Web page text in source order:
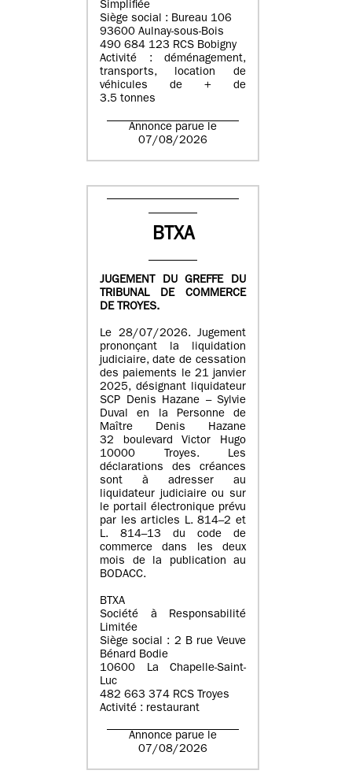
Simplifiée
Siège social : Bureau 106
93600 Aulnay-sous-Bois
490 684 123 RCS Bobigny
Activité : déménagement,
transports, location de
véhicules de + de
3.5 tonnes
Annonce parue le
07/08/2026
BTXA
JUGEMENT DU GREFFE DU
TRIBUNAL DE COMMERCE
DE TROYES.
Le 28/07/2026. Jugement
prononçant la liquidation
judiciaire, date de cessation
des paiements le 21 janvier
2025, désignant liquidateur
SCP Denis Hazane – Sylvie
Duval en la Personne de
Maître Denis Hazane
32 boulevard Victor Hugo
10000 Troyes. Les
déclarations des créances
sont à adresser au
liquidateur judiciaire ou sur
le portail électronique prévu
par les articles L. 814–2 et
L. 814–13 du code de
commerce dans les deux
mois de la publication au
BODACC.
BTXA
Société à Responsabilité
Limitée
Siège social : 2 B rue Veuve
Bénard Bodie
10600 La Chapelle-Saint-
Luc
482 663 374 RCS Troyes
Activité : restaurant
Annonce parue le
07/08/2026